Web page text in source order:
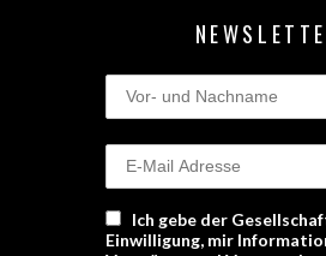
Ich gebe der
Einwilligung, mir